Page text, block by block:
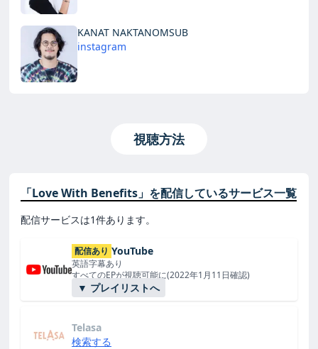
KANAT NAKTANOMSUB
instagram
視聴方法
「Love With Benefits」を配信しているサービス一覧
配信サービスは1件あります。
配信あり YouTube
英語字幕あり
すべてのEPが視聴可能に(2022年1月11日確認)
▼ プレイリストへ
Telasa
検索する